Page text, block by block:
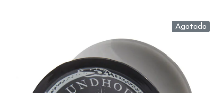
Agotado